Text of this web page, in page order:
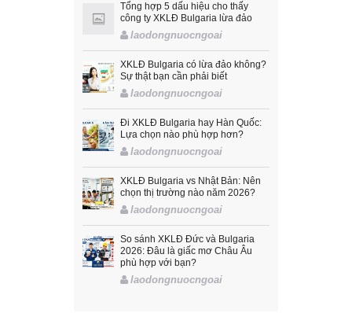
Tổng hợp 5 dấu hiệu cho thấy
công ty XKLĐ Bulgaria lừa đảo
laodongnuocngoai
XKLĐ Bulgaria có lừa đảo không?
Sự thật bạn cần phải biết
laodongnuocngoai
Đi XKLĐ Bulgaria hay Hàn Quốc:
Lựa chọn nào phù hợp hơn?
laodongnuocngoai
XKLĐ Bulgaria vs Nhật Bản: Nên
chọn thị trường nào năm 2026?
laodongnuocngoai
So sánh XKLĐ Đức và Bulgaria
2026: Đâu là giấc mơ Châu Âu
phù hợp với bạn?
laodongnuocngoai